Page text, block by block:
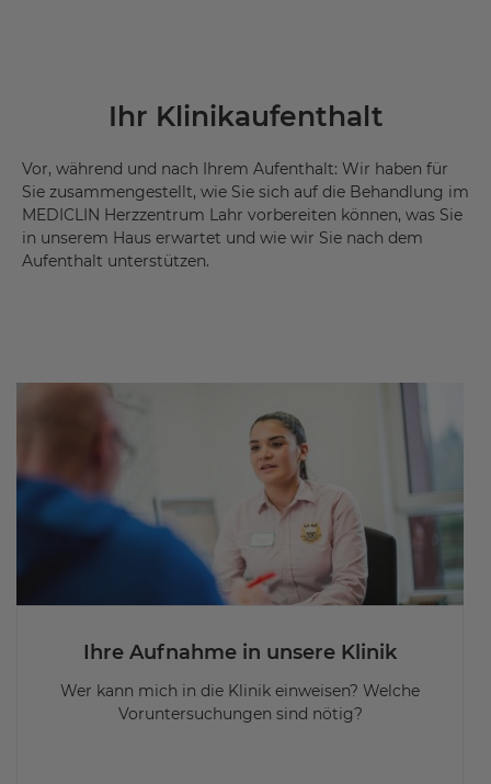
Ihr Klinikaufenthalt
Vor, während und nach Ihrem Aufenthalt: Wir haben für
Sie zusammengestellt, wie Sie sich auf die Behandlung im
MEDICLIN Herzzentrum Lahr vorbereiten können, was Sie
in unserem Haus erwartet und wie wir Sie nach dem
Aufenthalt unterstützen.
Ihre Aufnahme in unsere Klinik
Wer kann mich in die Klinik einweisen? Welche
Voruntersuchungen sind nötig?